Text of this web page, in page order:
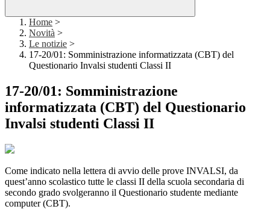
Home >
Novità >
Le notizie >
17-20/01: Somministrazione informatizzata (CBT) del
Questionario Invalsi studenti Classi II
17-20/01: Somministrazione
informatizzata (CBT) del Questionario
Invalsi studenti Classi II
Come indicato nella lettera di avvio delle prove INVALSI, da
quest’anno scolastico tutte le classi II della scuola secondaria di
secondo grado svolgeranno il Questionario studente mediante
computer (CBT).